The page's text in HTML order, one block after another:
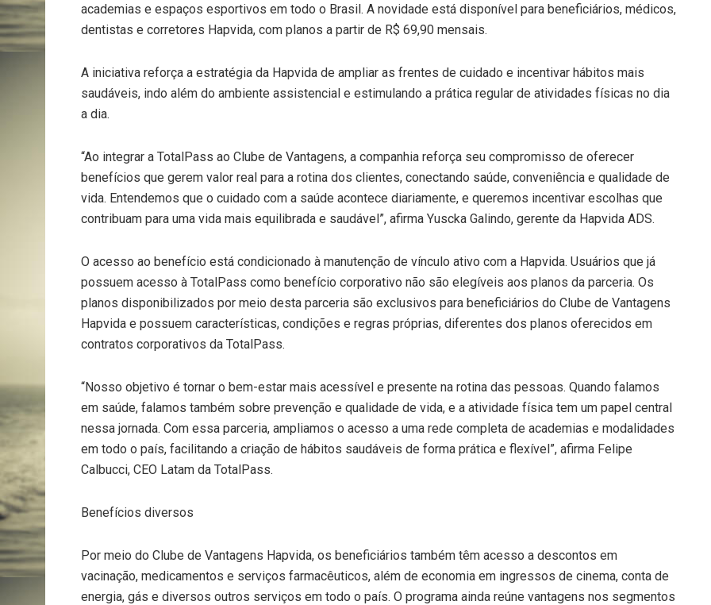
academias e espaços esportivos em todo o Brasil. A novidade está disponível para beneficiários, médicos,
dentistas e corretores Hapvida, com planos a partir de R$ 69,90 mensais.
A iniciativa reforça a estratégia da Hapvida de ampliar as frentes de cuidado e incentivar hábitos mais
saudáveis, indo além do ambiente assistencial e estimulando a prática regular de atividades físicas no dia
a dia.
“Ao integrar a TotalPass ao Clube de Vantagens, a companhia reforça seu compromisso de oferecer
benefícios que gerem valor real para a rotina dos clientes, conectando saúde, conveniência e qualidade de
vida. Entendemos que o cuidado com a saúde acontece diariamente, e queremos incentivar escolhas que
contribuam para uma vida mais equilibrada e saudável”, afirma Yuscka Galindo, gerente da Hapvida ADS.
O acesso ao benefício está condicionado à manutenção de vínculo ativo com a Hapvida. Usuários que já
possuem acesso à TotalPass como benefício corporativo não são elegíveis aos planos da parceria. Os
planos disponibilizados por meio desta parceria são exclusivos para beneficiários do Clube de Vantagens
Hapvida e possuem características, condições e regras próprias, diferentes dos planos oferecidos em
contratos corporativos da TotalPass.
“Nosso objetivo é tornar o bem-estar mais acessível e presente na rotina das pessoas. Quando falamos
em saúde, falamos também sobre prevenção e qualidade de vida, e a atividade física tem um papel central
nessa jornada. Com essa parceria, ampliamos o acesso a uma rede completa de academias e modalidades
em todo o país, facilitando a criação de hábitos saudáveis de forma prática e flexível”, afirma Felipe
Calbucci, CEO Latam da TotalPass.
Benefícios diversos
Por meio do Clube de Vantagens Hapvida, os beneficiários também têm acesso a descontos em
vacinação, medicamentos e serviços farmacêuticos, além de economia em ingressos de cinema, conta de
energia, gás e diversos outros serviços em todo o país. O programa ainda reúne vantagens nos segmentos